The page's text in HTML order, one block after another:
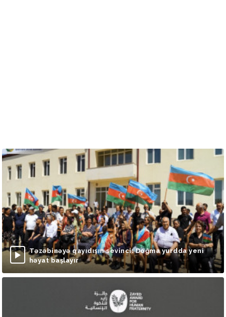
Təzəbinəyə qayıdışın sevinci: Doğma yurdda yeni
həyat başlayır